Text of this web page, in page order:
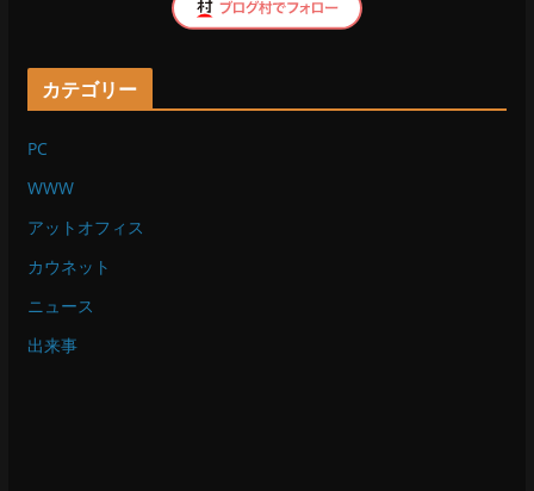
カテゴリー
PC
WWW
アットオフィス
カウネット
ニュース
出来事